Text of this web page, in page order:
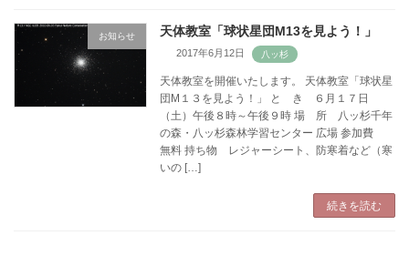
お知らせ 天体教室「球状星団M13を見よう！」
2017年6月12日
天体教室を開催いたします。 天体教室「球状星
団M１３を見よう！」 と き ６月１７日
（土）午後８時～午後９時 場 所 八ッ杉千年
の森・八ッ杉森林学習センター 広場 参加費
無料 持ち物 レジャーシート、防寒着など（寒
いの […]
続きを読む